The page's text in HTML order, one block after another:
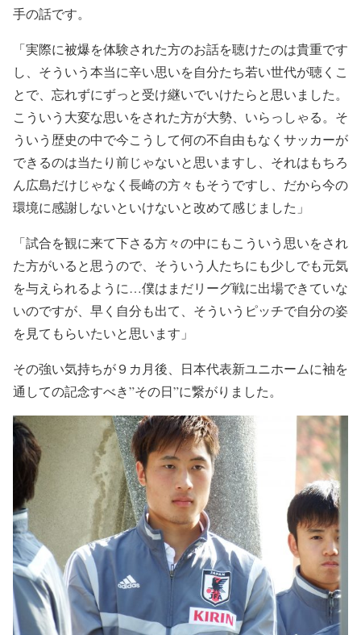
手の話です。
「実際に被爆を体験された方のお話を聴けたのは貴重です
し、そういう本当に辛い思いを自分たち若い世代が聴くこ
とで、忘れずにずっと受け継いでいけたらと思いました。
こういう大変な思いをされた方が大勢、いらっしゃる。そ
ういう歴史の中で今こうして何の不自由もなくサッカーが
できるのは当たり前じゃないと思いますし、それはもちろ
ん広島だけじゃなく長崎の方々もそうですし、だから今の
環境に感謝しないといけないと改めて感じました」
「試合を観に来て下さる方々の中にもこういう思いをされ
た方がいると思うので、そういう人たちにも少しでも元気
を与えられるように…僕はまだリーグ戦に出場できていな
いのですが、早く自分も出て、そういうピッチで自分の姿
を見てもらいたいと思います」
その強い気持ちが９カ月後、日本代表新ユニホームに袖を
通しての記念すべき”その日”に繋がりました。